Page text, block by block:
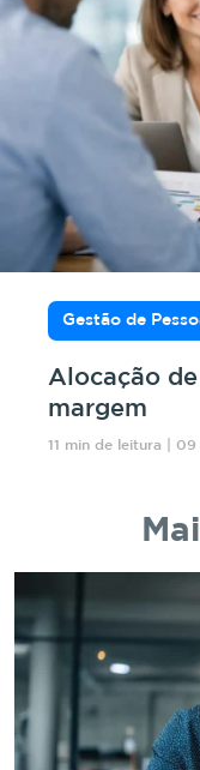
Gestão de
Alocação
margem
11 min de leitura |